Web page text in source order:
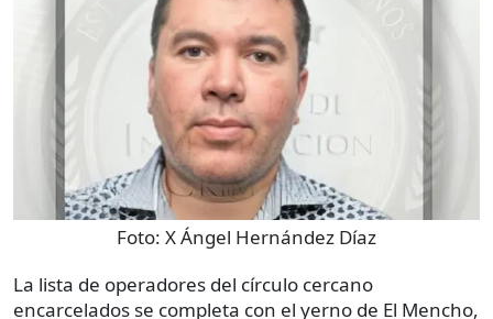
Foto: X Ángel Hernández Díaz
La lista de operadores del círculo cercano
encarcelados se completa con el yerno de El Mencho,